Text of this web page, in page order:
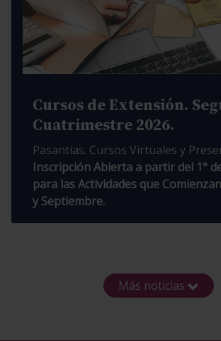
Cursos de Extensión.
Cuatrimestre 2026.
Pasantías. Cursos Virtuales y
Inscripción Abierta a partir del 1°
para las Actividades que
y Septiembre.
Más noticias